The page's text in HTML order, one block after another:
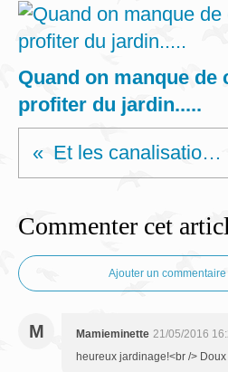
Quand on manque de
profiter du jardin.....
Et les canalisations?
Commenter cet
Ajouter un commentaire
M Mamieminette 21/05/2016
heureux jardinage!<br />